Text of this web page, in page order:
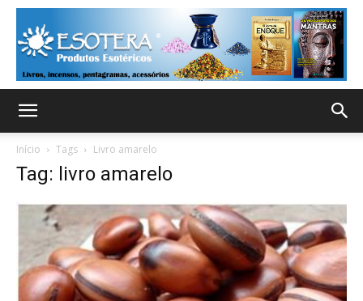
Início Tags Livro amarelo
Tag: livro amarelo